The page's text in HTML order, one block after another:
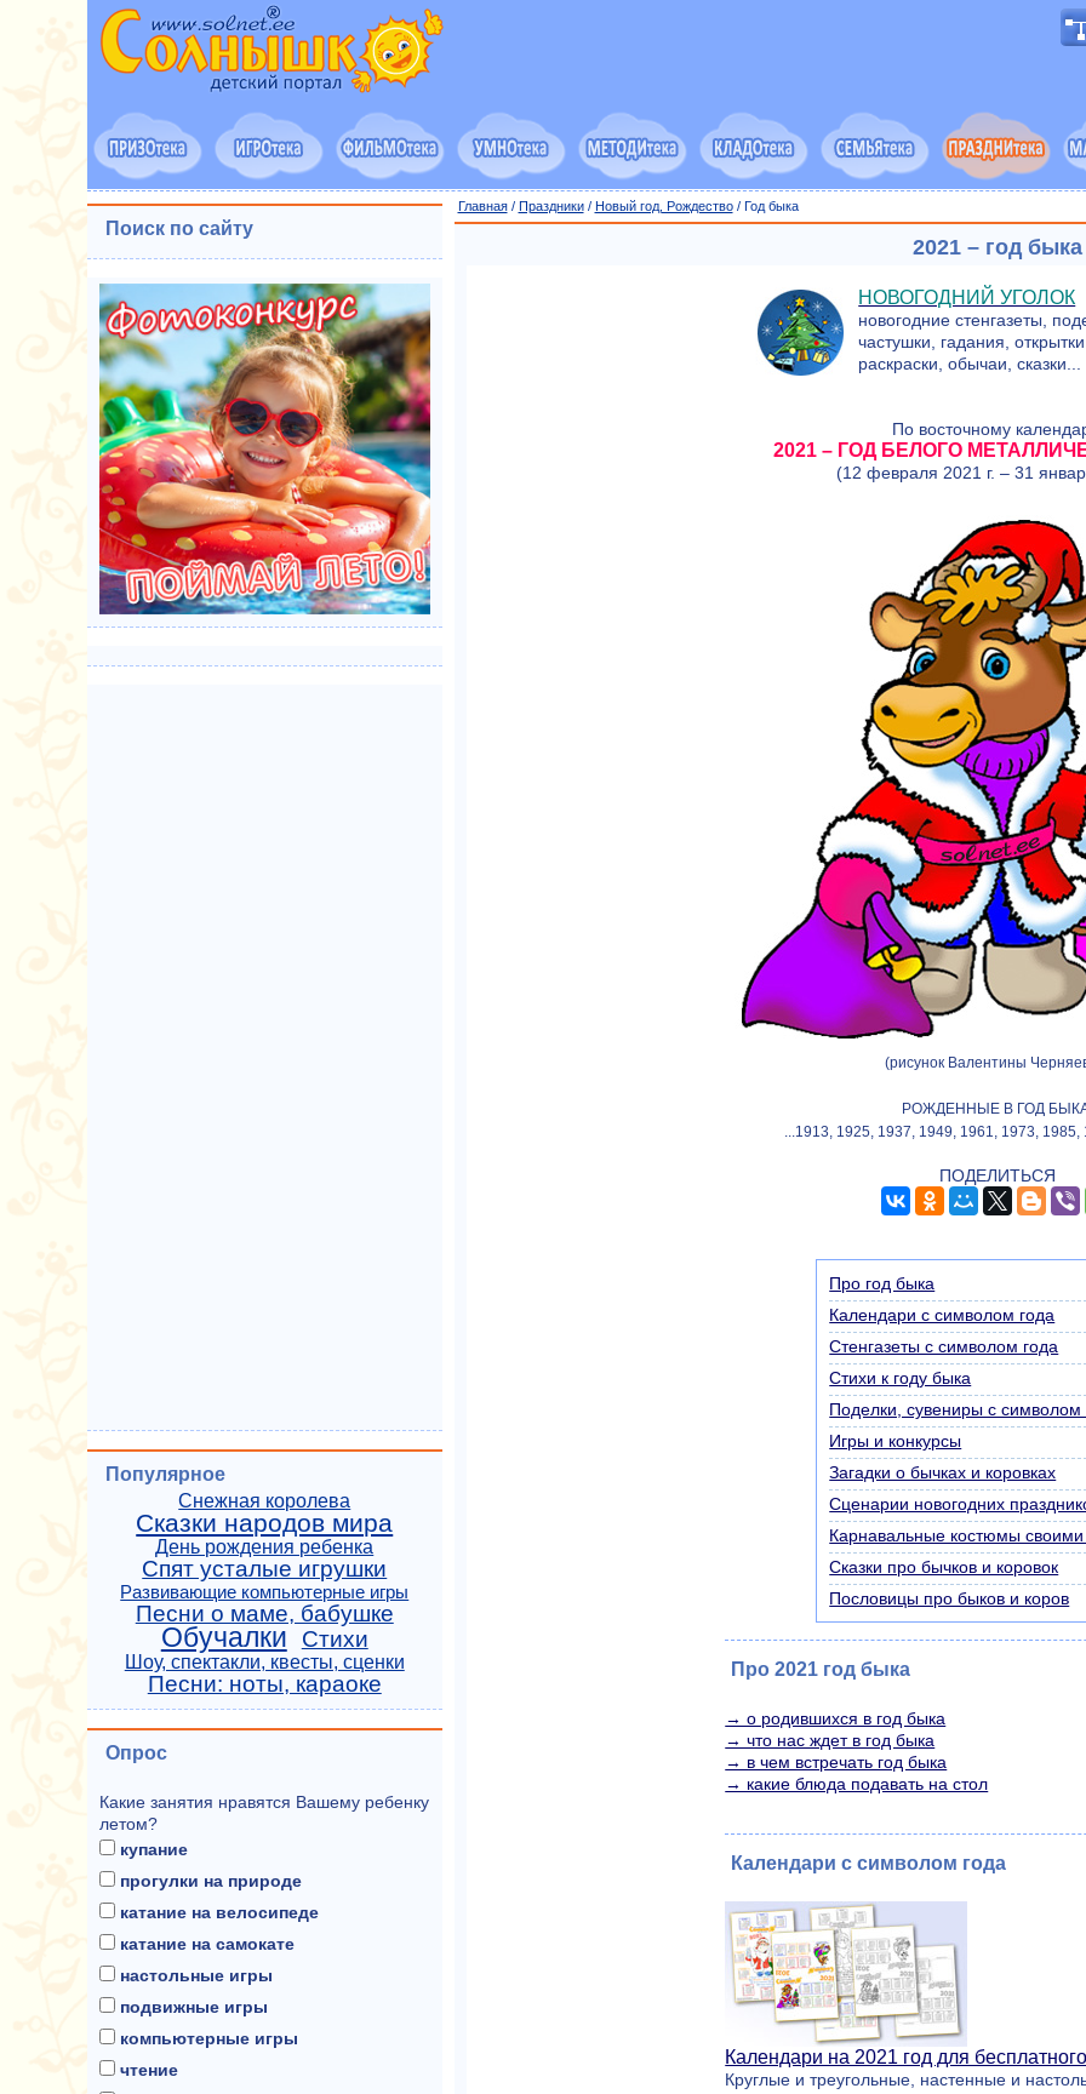
Главная/ Праздники/ Новый год, Рождество/ Год быка
2021 – год быка
НОВОГОДНИЙ УГОЛОК
новогодние стенгазеты,
частушки, гадания,
раскраски, обычаи, сказки...
По восточному
2021 – ГОД БЕЛОГО
(12 февраля 2021 г. – 31
(рисунок Валентины
РОЖДЕННЫЕ В ГОД
...1913, 1925, 1937, 1949, 1961, 1973, 1985,
ПОДЕЛИТЬСЯ
Про год быка
Календари с символом года
Стенгазеты с символом года
Стихи к году быка
Поделки, сувениры с символом
Игры и конкурсы
Загадки о бычках и коровках
Сценарии новогодних
Карнавальные костюмы
Сказки про бычков и коровок
Пословицы про быков и коров
Про 2021 год быка
→ о родившихся в год быка
→ что нас ждет в год быка
→ в чем встречать год быка
→ какие блюда подавать на стол
Календари с символом года
Календари на 2021 год для
Круглые и треугольные, настенные и
Поиск по сайту
Популярное
Снежная королева
Сказки народов мира
День рождения ребенка
Спят усталые игрушки
Развивающие компьютерные игры
Песни о маме, бабушке
Обучалки Стихи
Шоу, спектакли, квесты, сценки
Песни: ноты, караоке
Опрос
Какие занятия нравятся Вашему ребенку
летом?
купание
прогулки на природе
катание на велосипеде
катание на самокате
настольные игры
подвижные игры
компьютерные игры
чтение